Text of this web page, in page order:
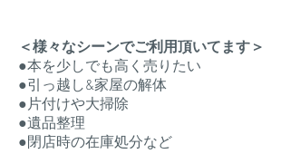
＜様々なシーンでご利用頂いてます＞
​●本を少しでも高く売りたい
●引っ越し&家屋の解体
●片付けや大掃除
●遺品整理
●閉店時の在庫処分など